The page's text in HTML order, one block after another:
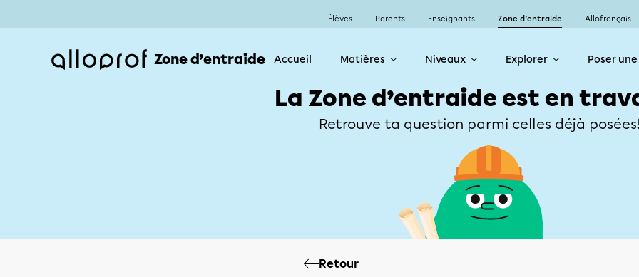
Élèves Parents Enseignants Zone d’entraide Allofrançais
Zone d’entraide Accueil Matières Niveaux Explorer Poser
La Zone d’entraide est en
Retrouve ta question parmi celles déjà
Retour